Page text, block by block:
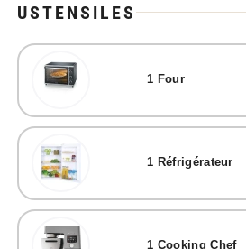
USTENSILES
1 Four
1 Réfrigérateur
1 Cooking Chef